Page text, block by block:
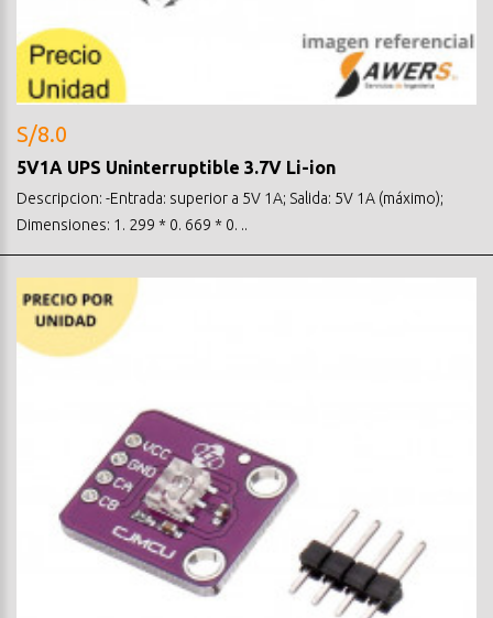
S/8.0
5V1A UPS Uninterruptible 3.7V Li-ion
Descripcion: -Entrada: superior a 5V 1A; Salida: 5V 1A (máximo);
Dimensiones: 1. 299 * 0. 669 * 0. ..